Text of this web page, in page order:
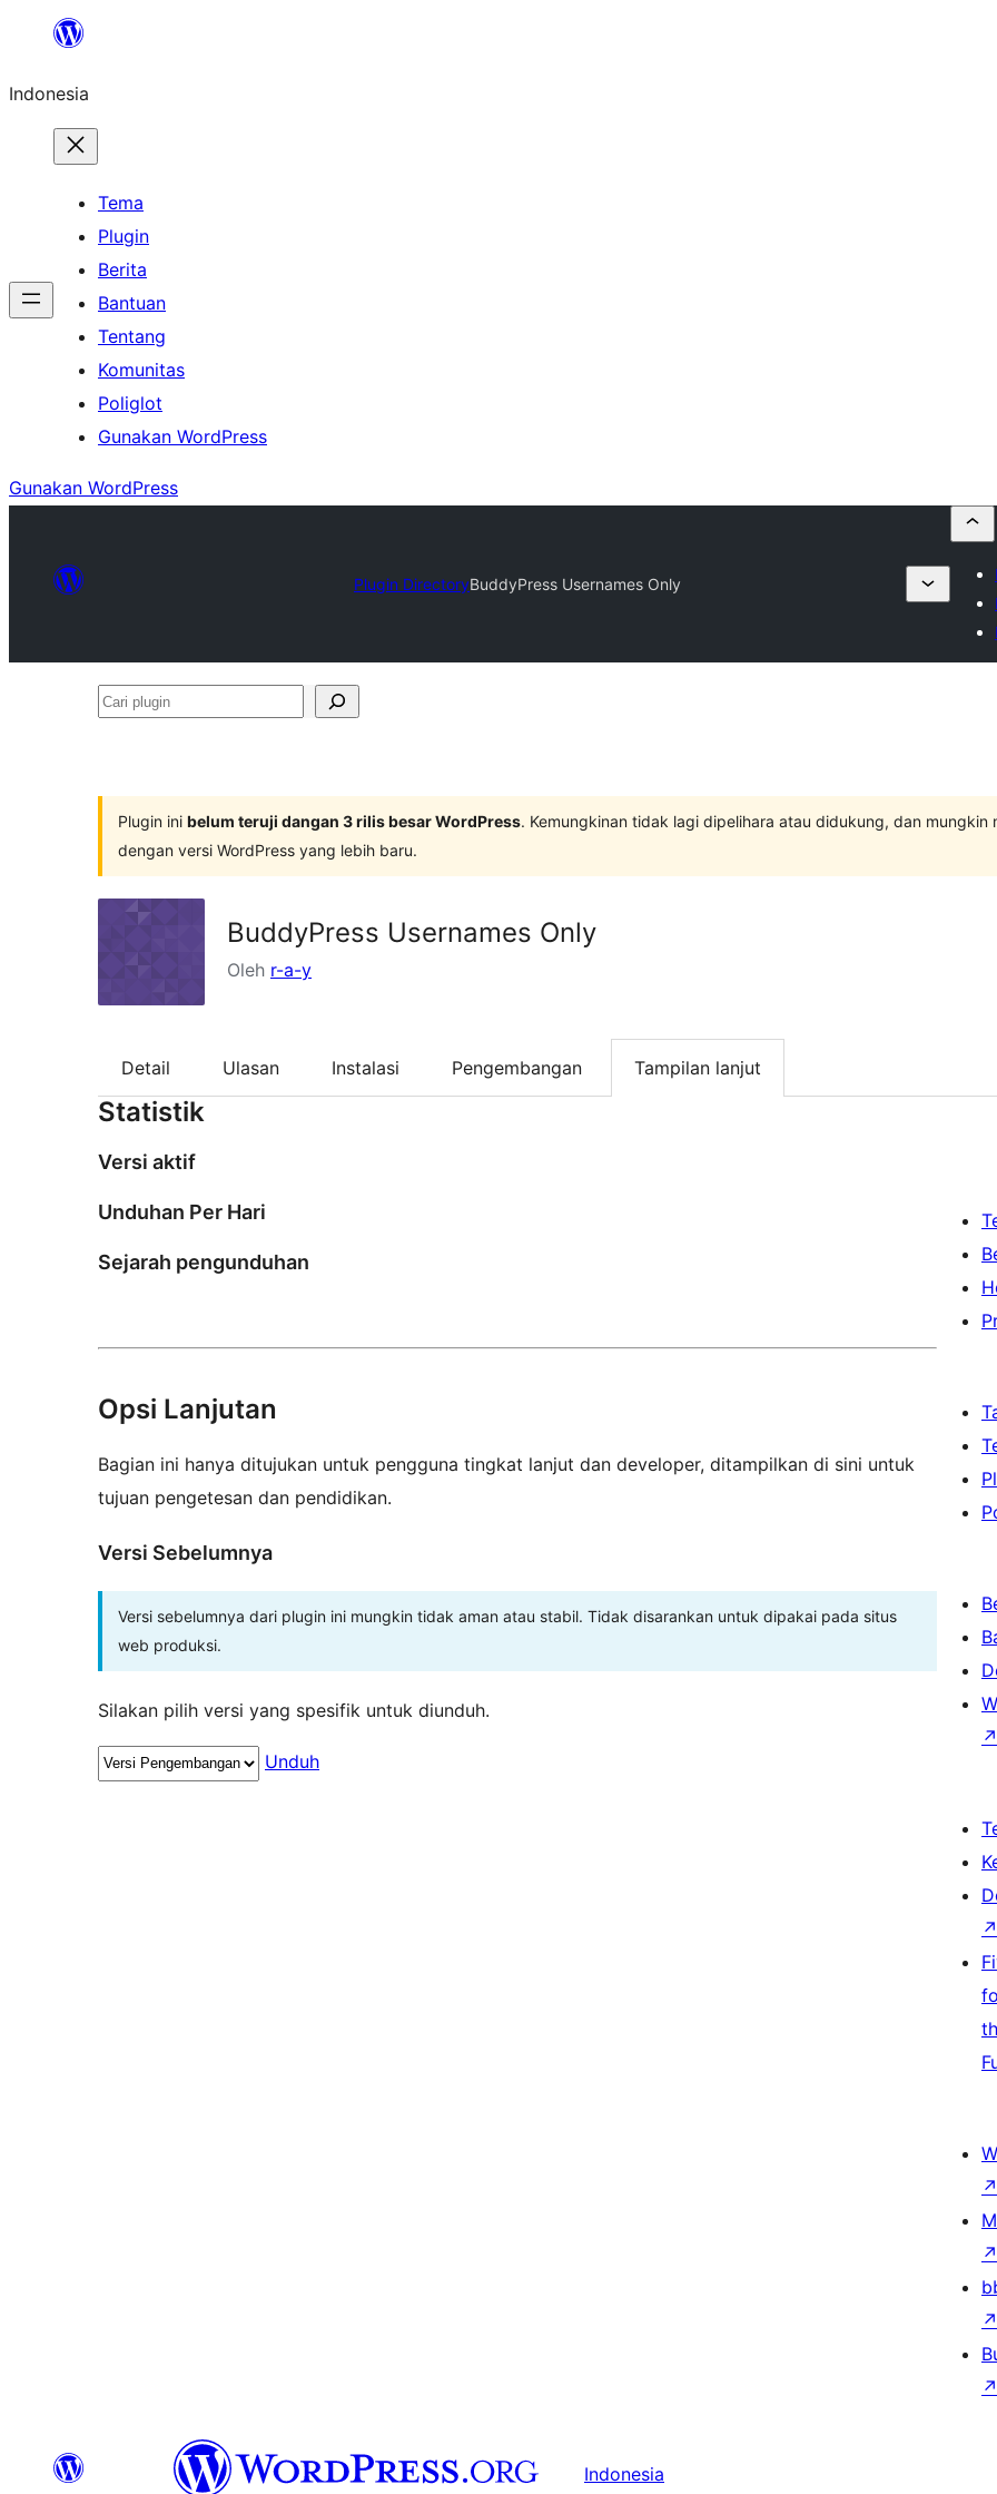
Lewati
konten
Indonesia
Tema
Plugin
Berita
Bantuan
Tentang
Komunitas
Poliglot
Gunakan WordPress
Gunakan WordPress
Plugin DirectoryBuddyPress Usernames Only
Cari
Plugin ini belum teruji dangan 3 rilis besar WordPress. Kemungkinan tidak lagi dipelihara atau didukung, dan
dengan versi WordPress yang lebih baru.
BuddyPress Usernames Only
Oleh r-a-y
Detail Ulasan Instalasi Pengembangan Tampilan lanjut
Statistik
Versi aktif
Unduhan Per Hari
Sejarah pengunduhan
Opsi Lanjutan
Bagian ini hanya ditujukan untuk pengguna tingkat lanjut dan developer, ditampilkan di sini untuk
tujuan pengetesan dan pendidikan.
Versi Sebelumnya
Versi sebelumnya dari plugin ini mungkin tidak aman atau stabil. Tidak disarankan untuk dipakai pada situs
web produksi.
Silakan pilih versi yang spesifik untuk diunduh.
Unduh
↗
↗
↗
↗
↗
↗
Indonesia